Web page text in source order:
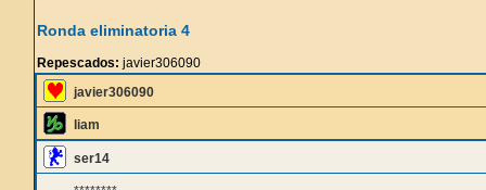
Ronda eliminatoria 4
Repescados: javier306090
javier306090
liam
ser14